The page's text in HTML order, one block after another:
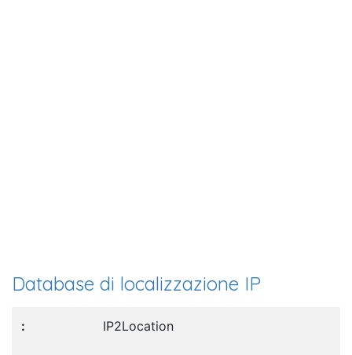
Database di localizzazione IP
IP2Location